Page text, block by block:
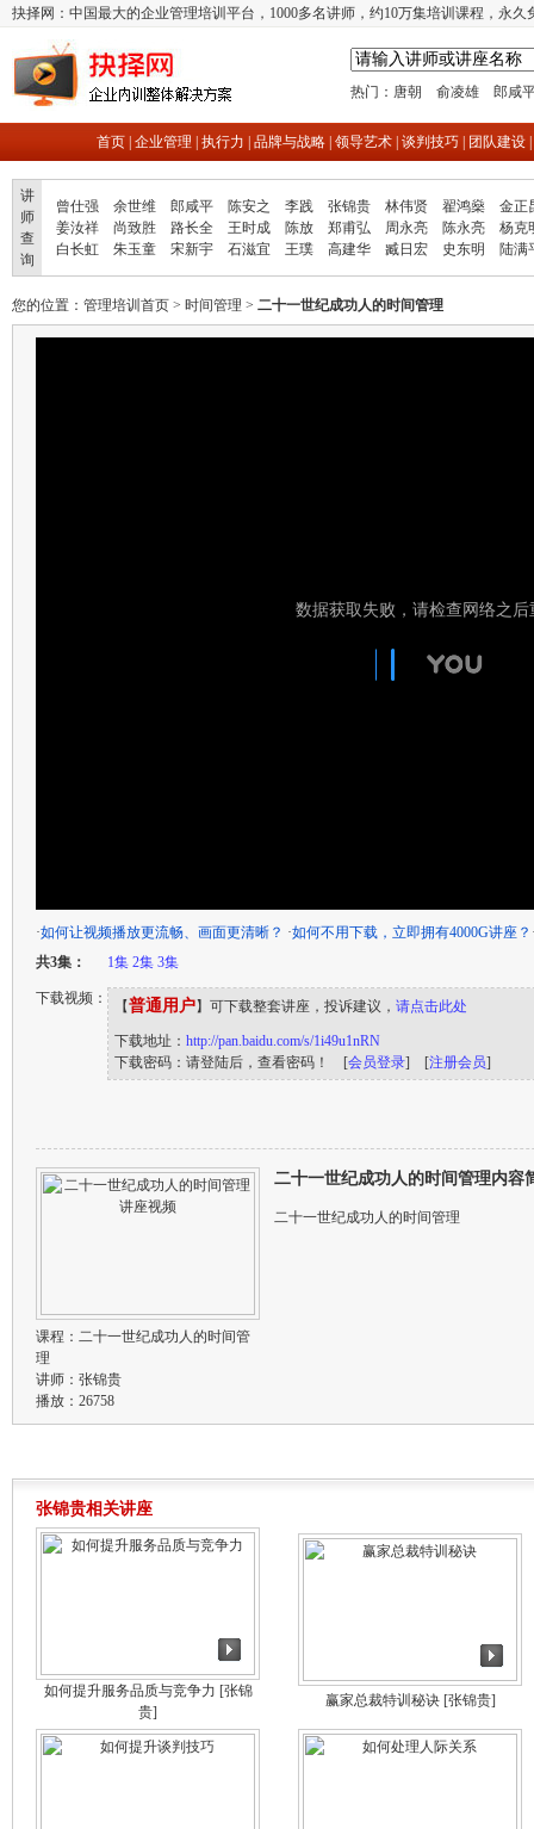
抉择网：中国最大的企业管理培训平台，1000多名讲师，约10万集培训课程，永
热门： 唐朝 俞凌雄 郎咸
首页| 企业管理 执行力 品牌与战略| 领导艺术| 谈判技巧| 团队建设|
讲
师
查
询
曾仕强 余世维 郎咸平 陈安之 李践 张锦贵 林伟贤 翟鸿燊
金正
姜汝祥
尚致胜 路长全 王时成 陈放 郑甫弘 周永亮 陈永亮
杨克
白长虹
朱玉童 宋新宇 石滋宜 王璞 高建华 臧日宏 史东明 陆满
您的位置： 管理培训首页 > 时间管理 > 二十一世纪成功人的时间管理
·如何让视频播放更流畅、画面更清晰？ ·如何不用下载，立即拥有4000G讲座？
共3集：
1集 2集 3集
下载视频： 【普通用户】可下载整套讲座，投诉建议， 请点击此处
下载地址： http://pan.baidu.com/s/1i49u1nRN
下载密码：请登陆后，查看密码！ [会员登录] [注册会员]
课程： 二十一世纪成功人的时间管
理
讲师： 张锦贵
播放：26758
二十一世纪成功人的时间管理内容
二十一世纪成功人的时间管理
张锦贵相关讲座
如何提升服务品质与竞争力 [张锦
贵]
赢家总裁特训秘诀[张锦贵]